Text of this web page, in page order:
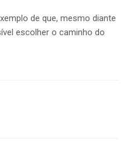
de que, mesmo diante
escolher o caminho do